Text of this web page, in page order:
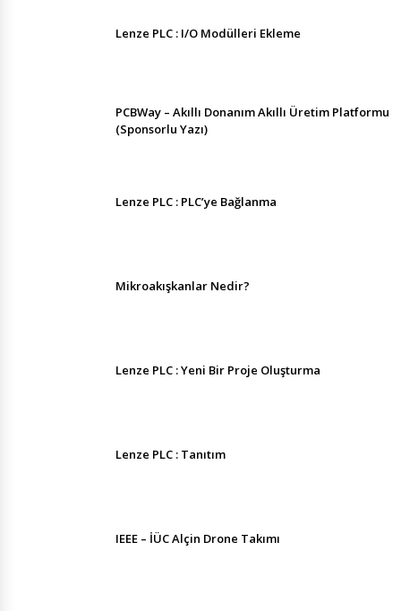
Lenze PLC : I/O Modülleri Ekleme
PCBWay – Akıllı Donanım Akıllı Üretim Platformu
(Sponsorlu Yazı)
Lenze PLC : PLC’ye Bağlanma
Mikroakışkanlar Nedir?
Lenze PLC : Yeni Bir Proje Oluşturma
Lenze PLC : Tanıtım
IEEE – İÜC Alçin Drone Takımı